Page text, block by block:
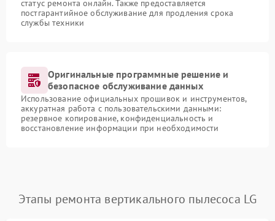
статус ремонта онлайн. Также предоставляется
постгарантийное обслуживание для продления срока
службы техники
Оригинальные программные решение и
безопасное обслуживание данных
Использование официальных прошивок и инструментов,
аккуратная работа с пользовательскими данными:
резервное копирование, конфиденциальность и
восстановление информации при необходимости
Этапы ремонта вертикального пылесоса LG